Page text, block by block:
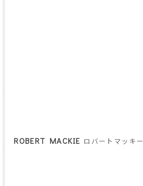
ROBERT MACKIE ロバートマッキー